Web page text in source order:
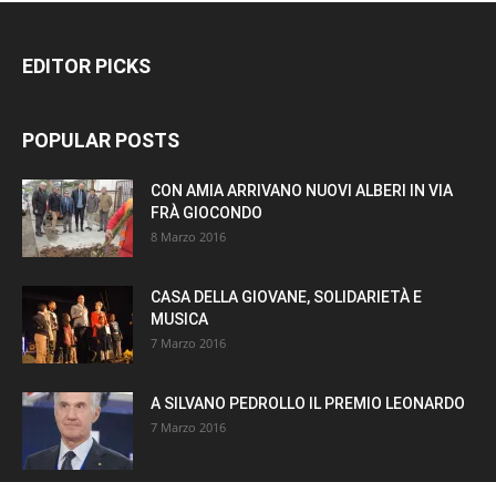
EDITOR PICKS
POPULAR POSTS
CON AMIA ARRIVANO NUOVI ALBERI IN VIA
FRÀ GIOCONDO
8 Marzo 2016
CASA DELLA GIOVANE, SOLIDARIETÀ E
MUSICA
7 Marzo 2016
A SILVANO PEDROLLO IL PREMIO LEONARDO
7 Marzo 2016